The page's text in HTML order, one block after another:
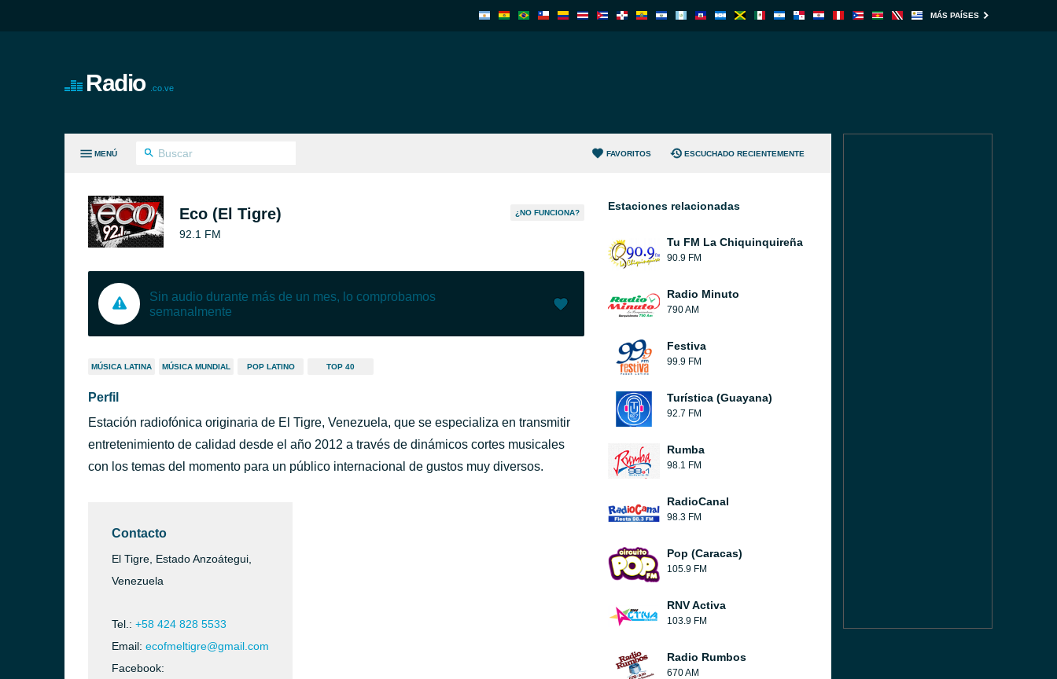
MÁS PAÍSES
Radio .co.ve
MENÚ FAVORITOS ESCUCHADO RECIENTEMENTE
Eco (El Tigre)
92.1 FM
¿NO FUNCIONA?
Sin audio durante más de un mes, lo comprobamos
semanalmente
MÚSICA LATINA MÚSICA MUNDIAL POP LATINO TOP 40
Perfil
Estación radiofónica originaria de El Tigre, Venezuela, que se especializa en transmitir
entretenimiento de calidad desde el año 2012 a través de dinámicos cortes musicales
con los temas del momento para un público internacional de gustos muy diversos.
Contacto
El Tigre, Estado Anzoátegui,
Venezuela
Tel.: +58 424 828 5533
Email: ecofmeltigre@gmail.com
Facebook:
Estaciones relacionadas
Tu FM La Chiquinquireña
90.9 FM
Radio Minuto
790 AM
Festiva
99.9 FM
Turística (Guayana)
92.7 FM
Rumba
98.1 FM
RadioCanal
98.3 FM
Pop (Caracas)
105.9 FM
RNV Activa
103.9 FM
Radio Rumbos
670 AM